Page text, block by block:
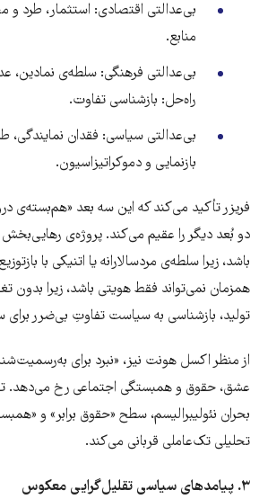
بی‌عدالتی اقتصادی: استثمار، طرد و
منابع.
بی‌عدالتی فرهنگی: سلطه‌ی نمادین،
راه‌حل: بازشناسی تفاوت.
بی‌عدالتی سیاسی: فقدان نمایندگی،
بازنمایی و دموکراتیزاسیون.
فریزر تأکید می‌کند که این سه بعد «هم‌بسته‌ی
دو بُعد دیگر را عقیم می‌کند. پروژه‌ی
باشد، زیرا سلطه‌ی مردسالارانه یا اتنیکی با
همزمان نمی‌تواند فقط هویتی باشد، زیرا بدون
تولید، بازشناسی به سیاست تفاوتِ بی‌ضرر برای
از منظر اکسل هونت نیز، «نبرد برای
عشق، حقوق و همبستگی اجتماعی رخ می‌دهد.
بحران نئولیبرالیسم، سطح «حقوق برابر» و
تحلیلی تک‌عاملی قربانی می‌کند.
۳. پیامدهای سیاسی تقلیل‌گرایی معکوس